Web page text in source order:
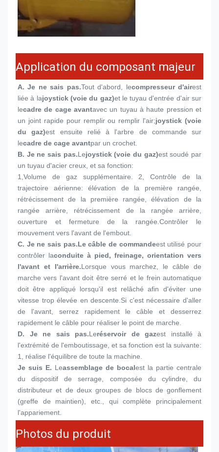
Application du composant majeur
A. Je ne sais pas.Tout d'abord, lecompresseur d'airest
liée à lajoystick (voie du gaz)et le tuyau d'entrée d'air sur
lecadre de cage avantavec un tuyau à haute pression et
un joint rapide pour remplir ou remplir l'air;joystick (voie
du gaz)est ensuite relié à l'arbre de commande sur
lecadre de cage avantpar un crochet.
B. Je ne sais pas.Lejoystick (voie du gaz)est soudé par
un tuyau d'acier creux, et sa fonction:
1, Volume de gaz supplémentaire. 2, Contrôle de la
trajectoire aérienne: élévation de la première rangée,
rétrécissement de la première rangée, élévation de la
rangée arrière, rétrécissement de la rangée arrière,
ouverture et fermeture de la rangée.Contrôler le
mouvement vers l'avant de l'embout.
C. Je ne sais pas.Le câble de commandeest utilisé pour
contrôler laconduite à pied, freinage, orientation vers
l'avant et l'arrière.Lorsque vous marchez, le câble de
marche vers l'avant doit être serré et le frein automatique
doit être appliqué lorsqu'il est relâché afin d'éviter une
vitesse trop élevée en descente.Si c'est nécessaire d'aller
de l'avant, serrez rapidement le câble et desserrez
rapidement le câble pour réaliser le point de marche.
D. Je ne sais pas.Leréservoir de gazest installé à
l'extrémité de l'emboutissage, et sa fonction est la suivante:
1, réalise l'équilibre de toute la machine.
Je suis E. Leassemblage de bocalest la partie centrale
du dispositif de serrage, composée du cylindre, du
distributeur et de deux groupes de blocs de gonflement
(greffe de maintien), etc., qui complète principalement
l'appariement.
Photos du produit